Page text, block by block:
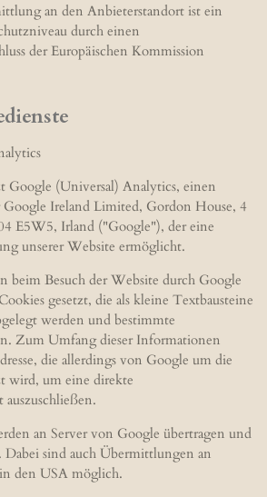
an den Anbieterstandort ist ein
durch einen
der Europäischen Kommission
Google (Universal) Analytics, einen
Google Ireland Limited, Gordon House, 4
E5W5, Irland ("Google"), der eine
unserer Website ermöglicht.
beim Besuch der Website durch Google
gesetzt, die als kleine Textbausteine
werden und bestimmte
Zum Umfang dieser Informationen
die allerdings von Google um die
wird, um eine direkte
auszuschließen.
an Server von Google übertragen und
sind auch Übermittlungen an
den USA möglich.